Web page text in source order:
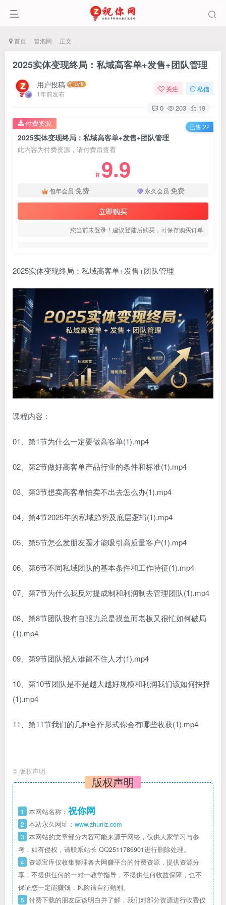
首页 冒泡网 正文
2025实体变现终局：私域高客单+发售+团队管理
用户投稿
1年前发布
关注 私信
0 203 19
2025实体变现终局：私域高客单+发售+团队管理
此内容为付费资源，请付费后查看
R 9.9
包年会员 免费 永久会员 免费
立即购买
您当前未登录！建议登陆后购买，可保存购买订单
付费资源 已售 22
2025实体变现终局：私域高客单+发售+团队管理
课程内容：
01、第1节为什么一定要做高客单(1).mp4
02、第2节做好高客单产品行业的条件和标准(1).mp4
03、第3节想卖高客单怕卖不出去怎么办(1).mp4
04、第4节2025年的私域趋势及底层逻辑(1).mp4
05、第5节怎么发朋友圈才能吸引高质量客户(1).mp4
06、第6节不同私域团队的基本条件和工作特征(1).mp4
07、第7节为什么我反对提成制和利润制去管理团队(1).mp4
08、第8节团队投有自驱力总是摸鱼而老板又很忙如何破局
(1).mp4
09、第9节团队招人难留不住人才(1).mp4
10、第10节团队是不是越大越好规模和利润我们该如何抉择
(1).mp4
11、第11节我们的几种合作形式你会有哪些收获(1).mp4
© 版权声明
版权声明
1 本网站名称： 祝你网
2 本站永久网址： www.zhuniz.com
3 本网站的文章部分内容可能来源于网络，仅供大家学习与参
考，如有侵权，请联系站长 QQ2511786901进行删除处理。
4 资源宝库仅收集整理各大网赚平台的付费资源，提供资源分
享，不提供任何的一对一教学指导，不提供任何收益保障，也不
保证您一定能赚钱，风险请自行甄别。
5 付费下载的朋友应该明白并了解，我们对部分资源进行收费仅